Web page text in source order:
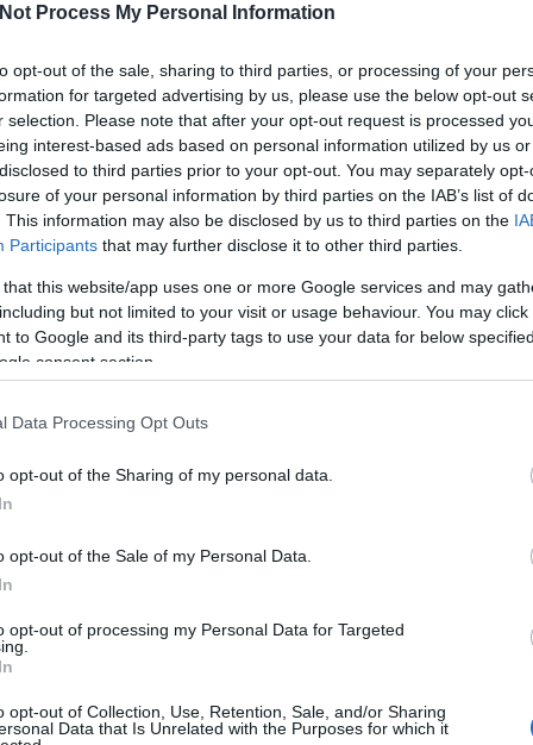
Process My Personal Information
opt-out of the sale, sharing to third parties, or processing of your
for targeted advertising by us, please use the below opt-out
selection. Please note that after your opt-out request is processed
interest-based ads based on personal information utilized by us
to third parties prior to your opt-out. You may separately
of your personal information by third parties on the IAB’s list of
This information may also be disclosed by us to third parties on the
Participants that may further disclose it to other third parties.
that this website/app uses one or more Google services and may
but not limited to your visit or usage behaviour. You may
to Google and its third-party tags to use your data for below
consent section.
Data Processing Opt Outs
opt-out of the Sharing of my personal data.
opt-out of the Sale of my Personal Data.
opt-out of processing my Personal Data for Targeted
opt-out of Collection, Use, Retention, Sale, and/or Sharing
Data that Is Unrelated with the Purposes for which it
az ICS rendszerekkel kapcsolatban gyakran használt
Control And Data Aquisition) - A SCADA rövidítés a
és adatgyűjtő kifejezés angol rövidítéséből származik.
olyan számítógép…
TOVÁBB
Szólj hozzá!
ICS PLC